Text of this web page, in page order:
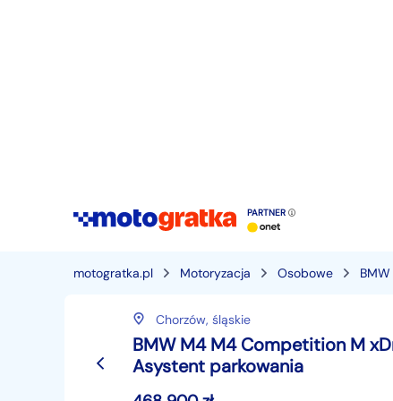
PARTNER
motogratka.pl Motoryzacja Osobowe BMW
Chorzów, śląskie
BMW M4 M4 Competition M
Asystent parkowania